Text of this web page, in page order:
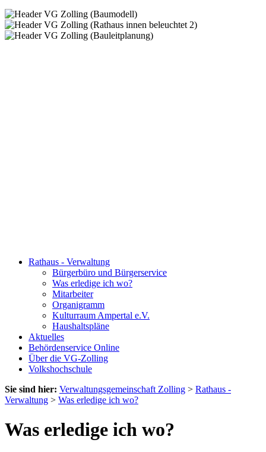
Rathaus - Verwaltung
Bürgerbüro und Bürgerservice
Was erledige ich wo?
Mitarbeiter
Organigramm
Kulturraum Ampertal e.V.
Haushaltspläne
Aktuelles
Behördenservice Online
Über die VG-Zolling
Volkshochschule
Sie sind hier: Verwaltungsgemeinschaft Zolling > Rathaus -
Verwaltung > Was erledige ich wo?
Was erledige ich wo?